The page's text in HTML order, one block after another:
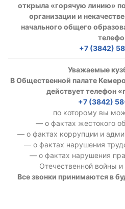
открыла «горячую линию»
организации и
начального общего
+7 (3842)
Уважаемые
В Общественной палате
действует телефон
+7 (3842)
по которому вы
— о фактах жестокого
— о фактах коррупции и
— о фактах нарушения
— о фактах нарушения
Отечественной войны
Все звонки принимаются в